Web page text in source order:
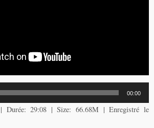
00:00
| Durée: 29:08 | Size: 66.68M | Enregistré le